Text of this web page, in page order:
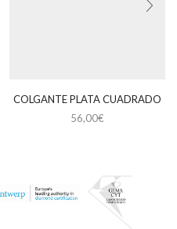
COLGANTE PLATA CUADRADO
56,00€